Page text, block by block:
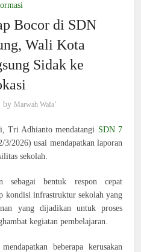
Bocor di SDN
Wali Kota
Sidak ke
by Marwah Wafa’
Tri Adhianto mendatangi SDN 7
3/2026) usai mendapatkan laporan
sekolah.
sebagai bentuk respon cepat
kondisi infrastruktur sekolah yang
yang dijadikan untuk proses
kegiatan pembelajaran.
beberapa kerusakan